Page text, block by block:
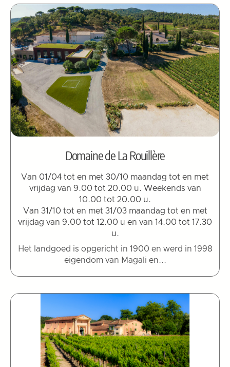
Domaine de La Rouillère
Van 01/04 tot en met 30/10 maandag tot en met
vrijdag van 9.00 tot 20.00 u. Weekends van
10.00 tot 20.00 u.
Van 31/10 tot en met 31/03 maandag tot en met
vrijdag van 9.00 tot 12.00 u en van 14.00 tot 17.30
u.
Het landgoed is opgericht in 1900 en werd in 1998
eigendom van Magali en...